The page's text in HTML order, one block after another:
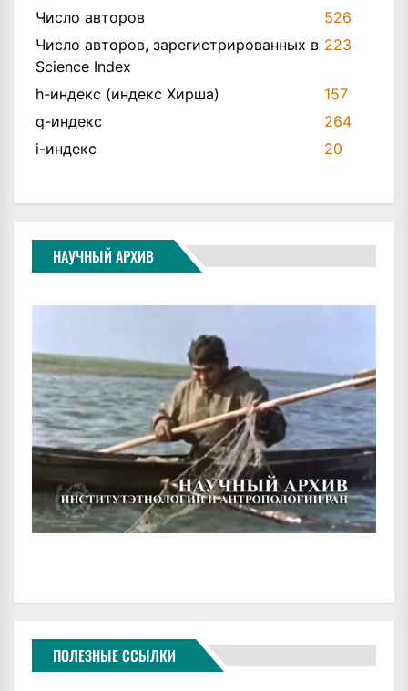
Число авторов
526
Число авторов, зарегистрированных в
Science Index
223
h-индекс (индекс Хирша)
157
q-индекс
264
i-индекс
20
НАУЧНЫЙ АРХИВ
ПОЛЕЗНЫЕ ССЫЛКИ